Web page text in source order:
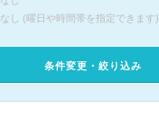
なし (曜日や時間帯を指定できます)
条件変更・絞り込み